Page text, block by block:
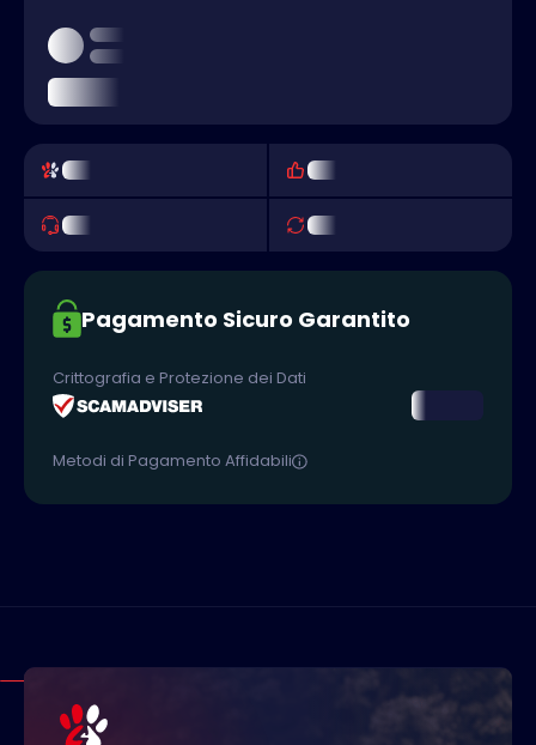
Pagamento Sicuro Garantito
Crittografia e Protezione dei Dati
Metodi di Pagamento Affidabili